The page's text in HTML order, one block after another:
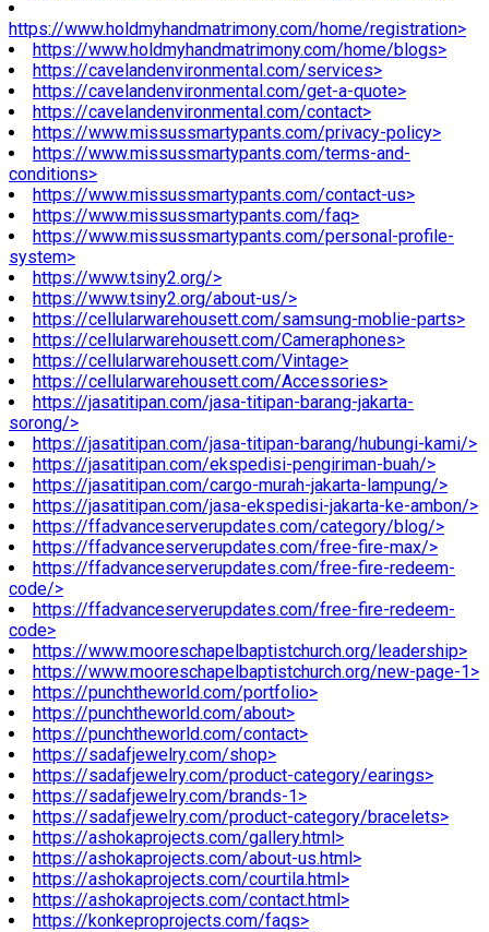
https://www.holdmyhandmatrimony.com/home/registration>
https://www.holdmyhandmatrimony.com/home/blogs>
https://cavelandenvironmental.com/services>
https://cavelandenvironmental.com/get-a-quote>
https://cavelandenvironmental.com/contact>
https://www.missussmartypants.com/privacy-policy>
https://www.missussmartypants.com/terms-and-
conditions>
https://www.missussmartypants.com/contact-us>
https://www.missussmartypants.com/faq>
https://www.missussmartypants.com/personal-profile-
system>
https://www.tsiny2.org/>
https://www.tsiny2.org/about-us/>
https://cellularwarehousett.com/samsung-moblie-parts>
https://cellularwarehousett.com/Cameraphones>
https://cellularwarehousett.com/Vintage>
https://cellularwarehousett.com/Accessories>
https://jasatitipan.com/jasa-titipan-barang-jakarta-
sorong/>
https://jasatitipan.com/jasa-titipan-barang/hubungi-kami/>
https://jasatitipan.com/ekspedisi-pengiriman-buah/>
https://jasatitipan.com/cargo-murah-jakarta-lampung/>
https://jasatitipan.com/jasa-ekspedisi-jakarta-ke-ambon/>
https://ffadvanceserverupdates.com/category/blog/>
https://ffadvanceserverupdates.com/free-fire-max/>
https://ffadvanceserverupdates.com/free-fire-redeem-
code/>
https://ffadvanceserverupdates.com/free-fire-redeem-
code>
https://www.mooreschapelbaptistchurch.org/leadership>
https://www.mooreschapelbaptistchurch.org/new-page-1>
https://punchtheworld.com/portfolio>
https://punchtheworld.com/about>
https://punchtheworld.com/contact>
https://sadafjewelry.com/shop>
https://sadafjewelry.com/product-category/earings>
https://sadafjewelry.com/brands-1>
https://sadafjewelry.com/product-category/bracelets>
https://ashokaprojects.com/gallery.html>
https://ashokaprojects.com/about-us.html>
https://ashokaprojects.com/courtila.html>
https://ashokaprojects.com/contact.html>
https://konkeproprojects.com/faqs>